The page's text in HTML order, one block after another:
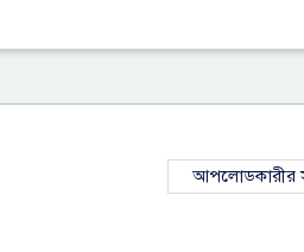
আপলোডকারীর